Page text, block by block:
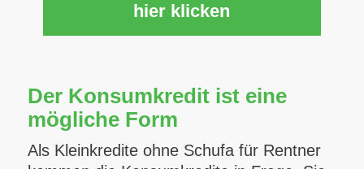
hier klicken
Der Konsumkredit ist eine
mögliche Form
Als Kleinkredite ohne Schufa für Rentner